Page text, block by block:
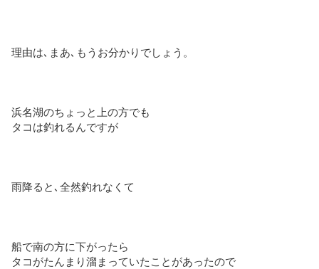
理由は､まあ､もうお分かりでしょう。
浜名湖のちょっと上の方でも
タコは釣れるんですが
雨降ると､全然釣れなくて
船で南の方に下がったら
タコがたんまり溜まっていたことがあったので